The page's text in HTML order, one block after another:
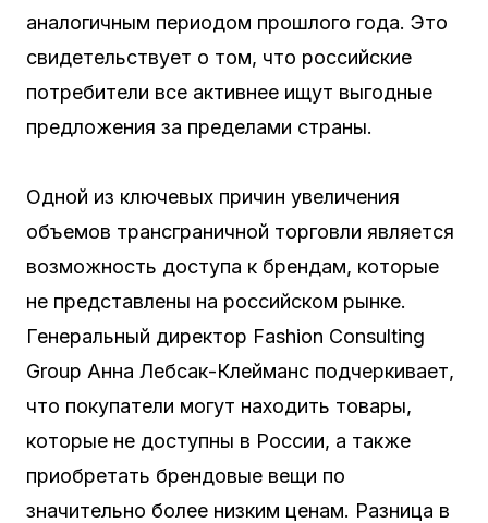
аналогичным периодом прошлого года. Это
свидетельствует о том, что российские
потребители все активнее ищут выгодные
предложения за пределами страны.
Одной из ключевых причин увеличения
объемов трансграничной торговли является
возможность доступа к брендам, которые
не представлены на российском рынке.
Генеральный директор Fashion Consulting
Group Анна Лебсак-Клейманс подчеркивает,
что покупатели могут находить товары,
которые не доступны в России, а также
приобретать брендовые вещи по
значительно более низким ценам. Разница в